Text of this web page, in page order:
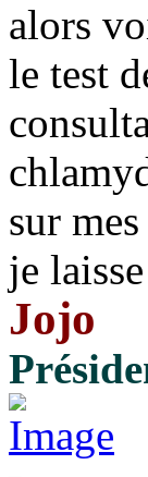
alors
le test
sur
je
Jojo